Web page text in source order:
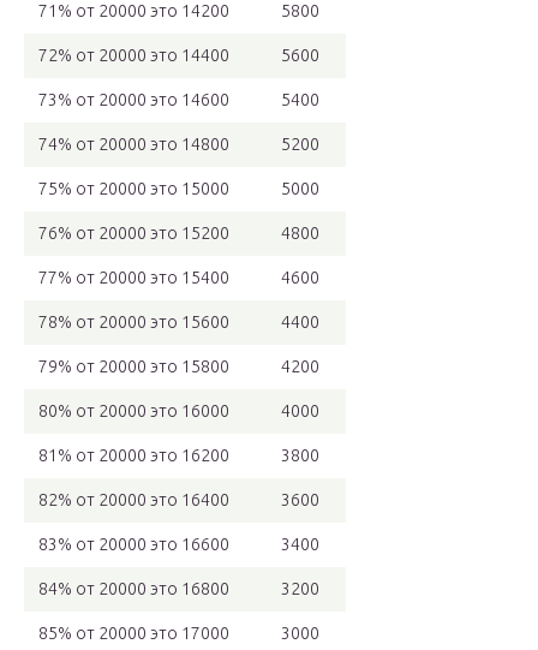
71% от 20000 это 14200 5800
72% от 20000 это 14400 5600
73% от 20000 это 14600 5400
74% от 20000 это 14800 5200
75% от 20000 это 15000 5000
76% от 20000 это 15200 4800
77% от 20000 это 15400 4600
78% от 20000 это 15600 4400
79% от 20000 это 15800 4200
80% от 20000 это 16000 4000
81% от 20000 это 16200 3800
82% от 20000 это 16400 3600
83% от 20000 это 16600 3400
84% от 20000 это 16800 3200
85% от 20000 это 17000 3000